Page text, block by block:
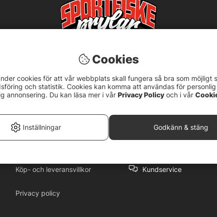
Köp- och leveransvillkor
Privacy policy
Kundservice
Cookies
cookies för att vår webbplats skall fungera så bra som möjligt
och statistik. Cookies kan komma att användas för
annonsering. Du kan läsa mer i vår Privacy Policy och i vår
Inställningar Godkänn & stäng